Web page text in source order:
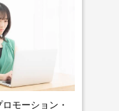
モーション・